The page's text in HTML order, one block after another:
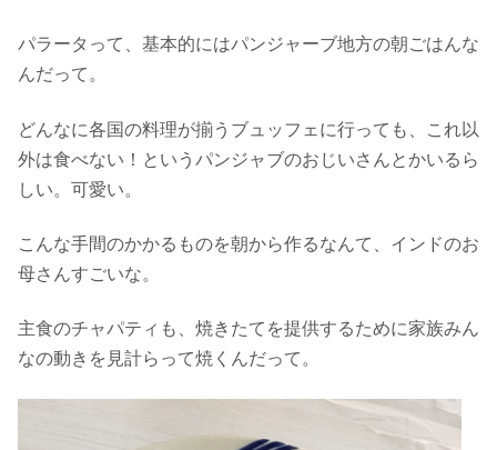
パラータって、基本的にはパンジャーブ地方の朝ごはんな
んだって。
どんなに各国の料理が揃うブュッフェに行っても、これ以
外は食べない！というパンジャブのおじいさんとかいるら
しい。可愛い。
こんな手間のかかるものを朝から作るなんて、インドのお
母さんすごいな。
主食のチャパティも、焼きたてを提供するために家族みん
なの動きを見計らって焼くんだって。